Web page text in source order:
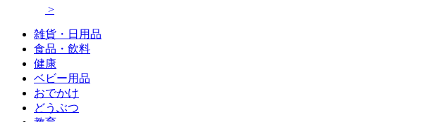
>
雑貨・日用品
食品・飲料
健康
ベビー用品
おでかけ
どうぶつ